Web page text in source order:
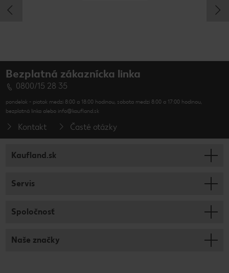
Bezplatná zákaznícka linka
0800/15 28 35
pondelok - piatok medzi 8:00 a 18:00 hodinou, sobota medzi 8:00 a 17:00 hodinou,
bezplatná linka alebo info@kaufland.sk
Kontakt Časté otázky
Kaufland.sk
Servis
Spoločnosť
Naše značky